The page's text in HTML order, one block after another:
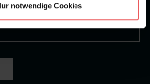
notwendige Cookies